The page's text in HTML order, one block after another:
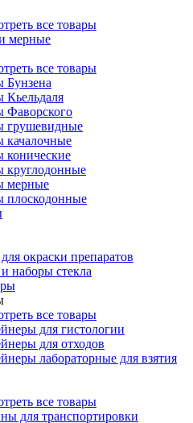
все товары
мерные
все товары
Бунзена
Кьельдаля
Фаворского
грушевидные
качалочные
конические
круглодонные
мерные
плоскодонные
окраски препаратов
наборы стекла
все товары
для гистологии
для отходов
лабораторные для взятия
все товары
для транспортировки